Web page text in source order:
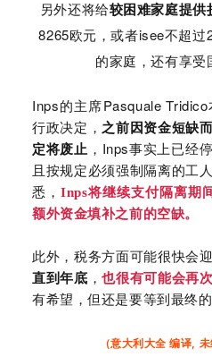
另外还将给较困难家庭提供
8265欧元，或者isee不超过
的家庭，还有享受
Inps的主席Pasquale Tridico
行政决定， 之前因资金短缺
定将废止 ， Inps事实上已经
且按规定必须强制隔离的工
悉，Inps将继续支付隔离期
额外资金填补之前的空缺。
此外，税务方面可能很快会
直到年底 ，也很有可能会再
有希望，但还是要等到最终
（意大利大全 编译,